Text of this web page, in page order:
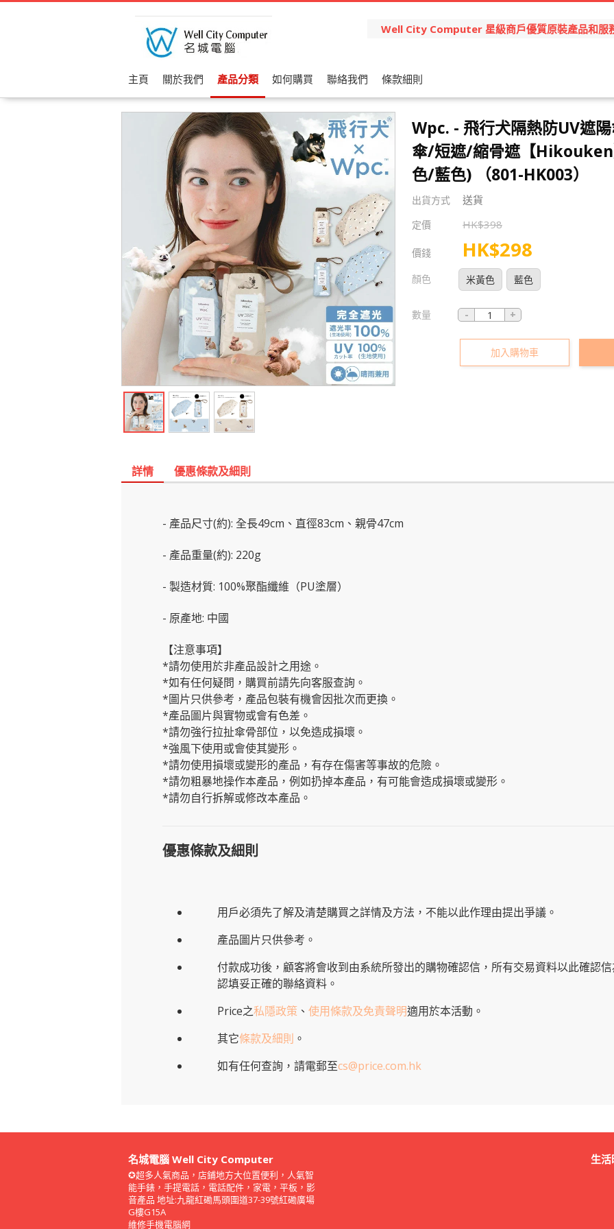
Well City Computer 星級商戶優質原裝產品和服
主頁 關於我們 產品分類 如何購買 聯絡我們 條款細則
Wpc. - 飛行犬隔熱防UV遮
傘/短遮/縮骨遮【
色/藍色) （801-HK003）
出貨方式 送貨
定價 HK$398
價錢 HK$298
顏色 米黃色 藍色
數量
加入購物車
詳情 優惠條款及細則
- 產品尺寸(約): 全長49cm、直徑83cm、親骨47cm
- 產品重量(約): 220g
- 製造材質: 100%聚酯纖維（PU塗層）
- 原產地: 中國
【注意事項】
*請勿使用於非產品設計之用途。
*如有任何疑問，購買前請先向客服查詢。
*圖片只供參考，產品包裝有機會因批次而更換。
*產品圖片與實物或會有色差。
*請勿強行拉扯傘骨部位，以免造成損壞。
*強風下使用或會使其變形。
*請勿使用損壞或變形的產品，有存在傷害等事故的危險。
*請勿粗暴地操作本產品，例如扔掉本產品，有可能會造成損壞或變形。
*請勿自行拆解或修改本產品。
優惠條款及細則
用戶必須先了解及清楚購買之詳情及方法，不能以此作理由提出爭議。
產品圖片只供參考。
付款成功後，顧客將會收到由系統所發出的購物確認信，所有交易資料以此確認
認填妥正確的聯絡資料。
Price之私隱政策 、 使用條款及免責聲明適用於本活動。
其它條款及細則 。
如有任何查詢，請電郵至cs@price.com.hk
名城電腦 Well City Computer
✪超多人氣商品，店鋪地方大位置便利，人氣智
能手錶，手提電話，電話配件，家電，平板，影
音產品 地址:九龍紅磡馬頭圍道37-39號紅磡廣場
G樓G15A
維修手機電腦網
生